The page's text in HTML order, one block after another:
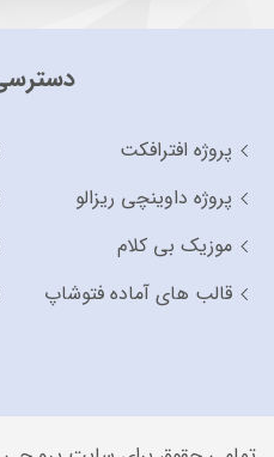
پروژه افترافکت
پروژه داوینچی ریزالو
موزیک بی کلام
قالب های آماده فتوشاپ